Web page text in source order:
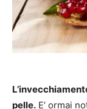
pelle. E’ ormai